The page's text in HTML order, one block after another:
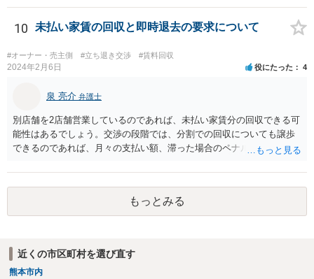
10 未払い家賃の回収と即時退去の要求について
#オーナー・売主側 #立ち退き交渉 #賃料回収
2024年2月6日 役にたった 4
泉 亮介 弁護士
別店舗を2店舗営業しているのであれば、未払い家賃分の回収できる可
能性はあるでしょう。交渉の段階では、分割での回収についても譲歩
できるのであれば、月々の支払い額、滞った場合のペナルティ等を定
で行い、相手方の対応次第では訴訟を検討するという形の方が、交渉
で解決した場合弁護士費用も安くなるためで良いかと思われます。
もっとみる
近くの市区町村を選び直す
熊本市内